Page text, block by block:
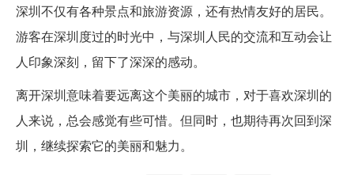
深圳不仅有各种景点和旅游资源，还有热情友好的居民。
游客在深圳度过的时光中，与深圳人民的交流和互动会让
人印象深刻，留下了深深的感动。
离开深圳意味着要远离这个美丽的城市，对于喜欢深圳的
人来说，总会感觉有些可惜。但同时，也期待再次回到深
圳，继续探索它的美丽和魅力。